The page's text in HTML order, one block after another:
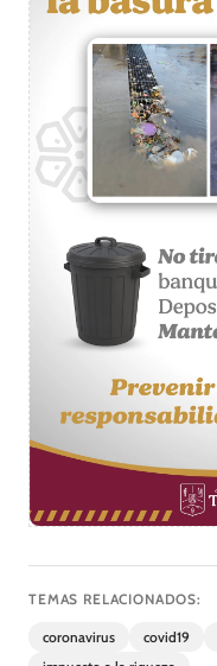
TEMAS RELACIONADOS:
coronavirus covid19